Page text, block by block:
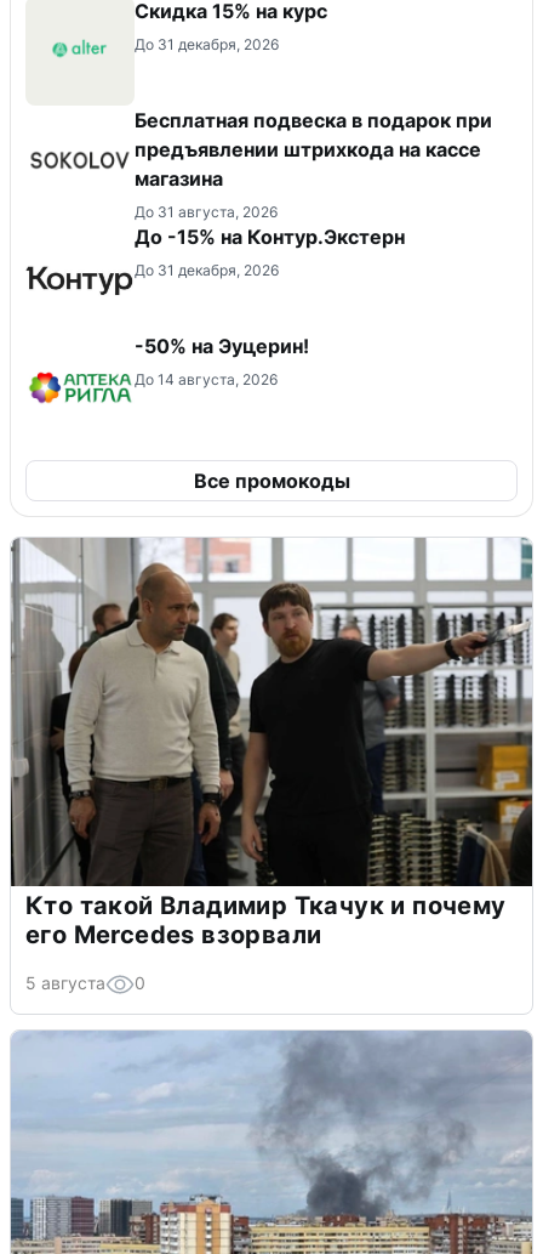
Скидка 15% на курс
До 31 декабря, 2026
Бесплатная подвеска в подарок при
предъявлении штрихкода на кассе
магазина
До 31 августа, 2026
До -15% на Контур.Экстерн
До 31 декабря, 2026
-50% на Эуцерин!
До 14 августа, 2026
Все промокоды
Кто такой Владимир Ткачук и почему
его Mercedes взорвали
5 августа 0